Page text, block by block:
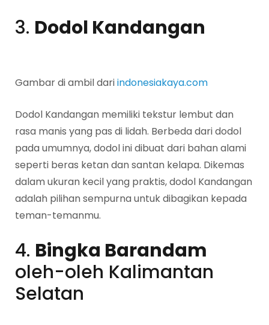
3. Dodol Kandangan
Gambar di ambil dariindonesiakaya.com
Dodol Kandangan memiliki tekstur lembut dan
rasa manis yang pas di lidah. Berbeda dari dodol
pada umumnya, dodol ini dibuat dari bahan alami
seperti beras ketan dan santan kelapa. Dikemas
dalam ukuran kecil yang praktis, dodol Kandangan
adalah pilihan sempurna untuk dibagikan kepada
teman-temanmu.
4. Bingka Barandam
oleh-oleh Kalimantan
Selatan